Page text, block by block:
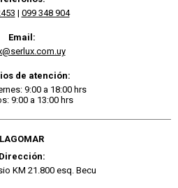
| 099 348 904
Email:
de atención:
9:00 a 18:00 hrs
9:00 a 13:00 hrs
LAGOMAR
Dirección:
KM 21.800 esq. Becu